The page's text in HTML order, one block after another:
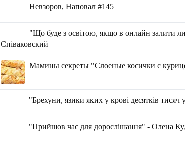
Невзоров, Наповал #145
"Що буде з освітою, якщо в онлайн залити
Співаковский
Мамины секреты "Слоеные косички с
"Брехуни, язики яких у крові десятків
"Прийшов час для дорослішання" - Олена